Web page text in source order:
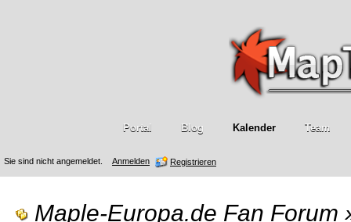
Sie sind nicht angemeldet. Anmelden Registrieren
Portal Blog Kalender Team
Maple-Europa.de Fan Forum